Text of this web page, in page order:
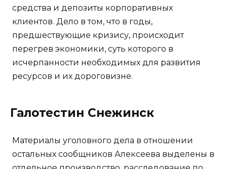
средства и депозиты корпоративных
клиентов. Дело в том, что в годы,
предшествующие кризису, происходит
перегрев экономики, суть которого в
исчерпанности необходимых для развития
ресурсов и их дороговизне.
Галотестин Снежинск
Материалы уголовного дела в отношении
остальных сообщников Алексеева выделены в